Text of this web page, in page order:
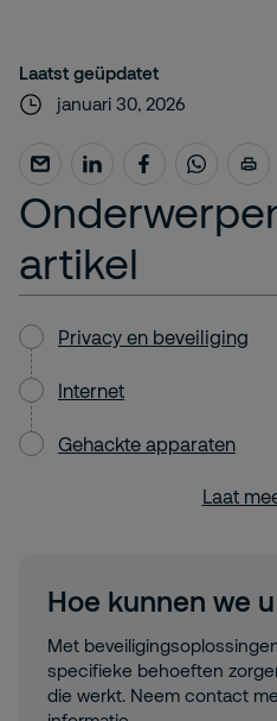
Laatst geüpdatet
januari 30, 2026
artikel
Privacy en beveiliging
Internet
Gehackte apparaten
Laat
Hoe kunnen we
Met
specifieke behoeften
die werkt. Neem contact